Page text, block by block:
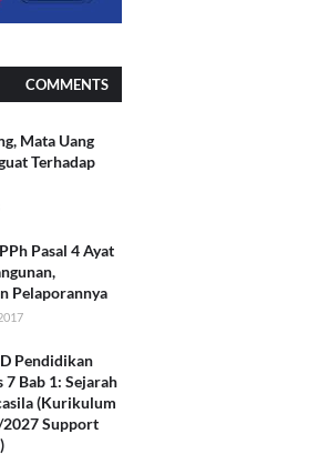
COMMENTS
Mata Uang
Terhadap
Pasal 4 Ayat
Pelaporannya
Pendidikan
7 Bab 1: Sejarah
(Kurikulum
Support